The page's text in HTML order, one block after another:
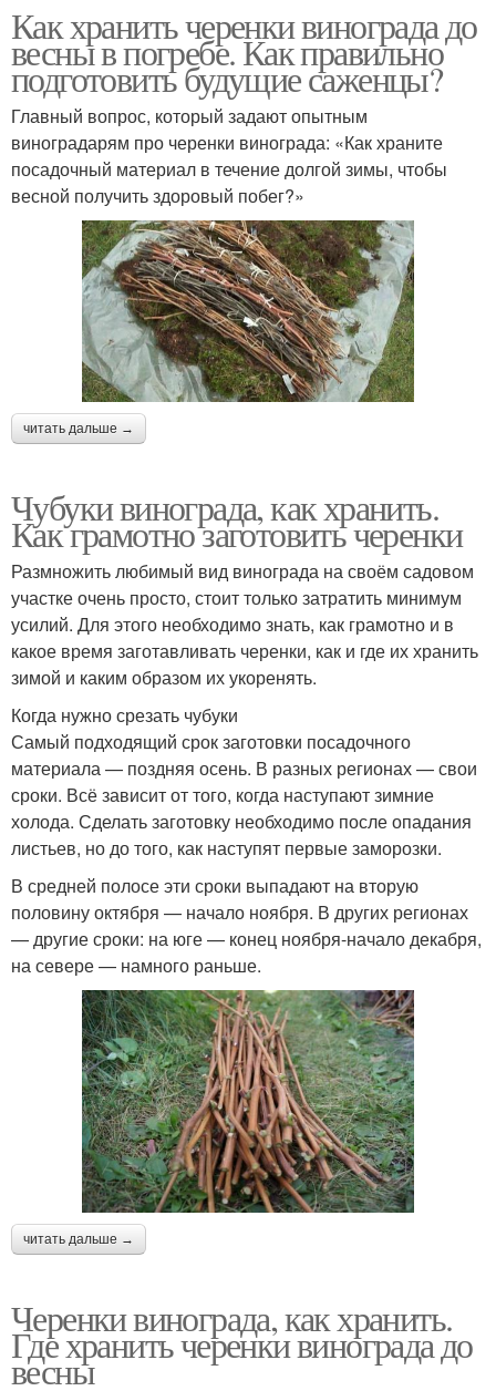
Как хранить черенки винограда до
весны в погребе. Как правильно
подготовить будущие саженцы?
Главный вопрос, который задают опытным
виноградарям про черенки винограда: «Как храните
посадочный материал в течение долгой зимы, чтобы
весной получить здоровый побег?»
читать дальше →
Чубуки винограда, как хранить.
Как грамотно заготовить черенки
Размножить любимый вид винограда на своём садовом
участке очень просто, стоит только затратить минимум
усилий. Для этого необходимо знать, как грамотно и в
какое время заготавливать черенки, как и где их хранить
зимой и каким образом их укоренять.
Когда нужно срезать чубуки
Самый подходящий срок заготовки посадочного
материала — поздняя осень. В разных регионах — свои
сроки. Всё зависит от того, когда наступают зимние
холода. Сделать заготовку необходимо после опадания
листьев, но до того, как наступят первые заморозки.
В средней полосе эти сроки выпадают на вторую
половину октября — начало ноября. В других регионах
— другие сроки: на юге — конец ноября-начало декабря,
на севере — намного раньше.
читать дальше →
Черенки винограда, как хранить.
Где хранить черенки винограда до
весны